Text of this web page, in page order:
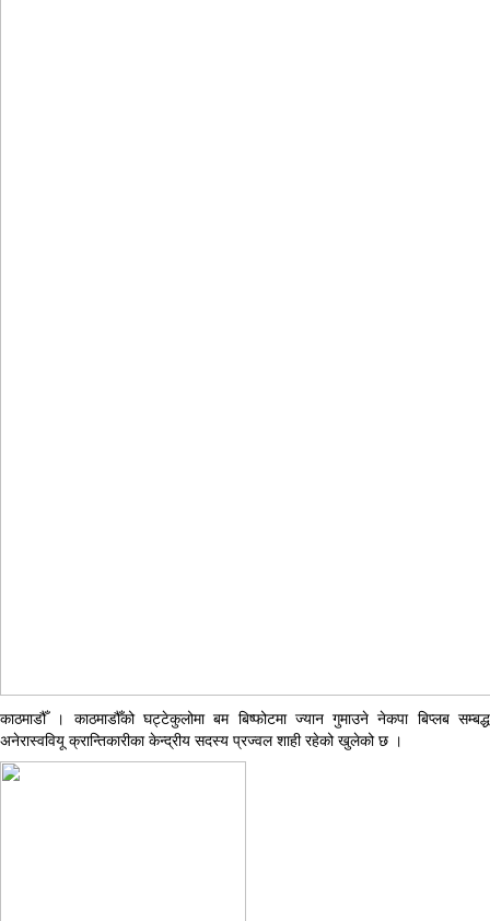
काठमाडौँ । काठमाडौँको घट्टेकुलोमा बम बिष्फोटमा ज्यान गुमाउने नेकपा बिप्लब सम्बद्ध
अनेरास्ववियू क्रान्तिकारीका केन्द्रीय सदस्य प्रज्वल शाही रहेको खुलेको छ ।